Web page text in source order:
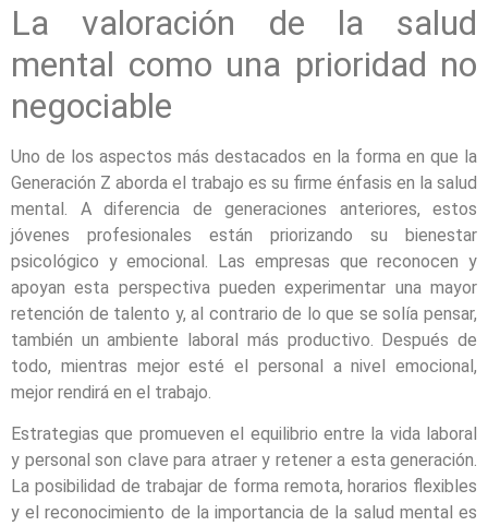
La valoración de la salud
mental como una prioridad no
negociable
Uno de los aspectos más destacados en la forma en que la
Generación Z aborda el trabajo es su firme énfasis en la salud
mental. A diferencia de generaciones anteriores, estos
jóvenes profesionales están priorizando su bienestar
psicológico y emocional. Las empresas que reconocen y
apoyan esta perspectiva pueden experimentar una mayor
retención de talento y, al contrario de lo que se solía pensar,
también un ambiente laboral más productivo. Después de
todo, mientras mejor esté el personal a nivel emocional,
mejor rendirá en el trabajo.
Estrategias que promueven el equilibrio entre la vida laboral
y personal son clave para atraer y retener a esta generación.
La posibilidad de trabajar de forma remota, horarios flexibles
y el reconocimiento de la importancia de la salud mental es